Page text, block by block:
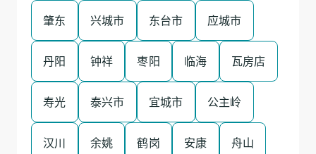
肇东 兴城市 东台市 应城市
丹阳 钟祥 枣阳 临海 瓦房店
寿光 泰兴市 宜城市 公主岭
汉川 余姚 鹤岗 安康 舟山